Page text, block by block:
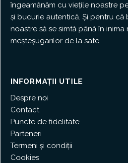
îngeamănăm cu viețile noastre
și bucurie autentică. Și pentru
noastre să se simtă până în inima
meșteșugarilor de la sate.
INFORMAȚII UTILE
Despre noi
Contact
Puncte de fidelitate
Parteneri
Termeni și condiții
Cookies